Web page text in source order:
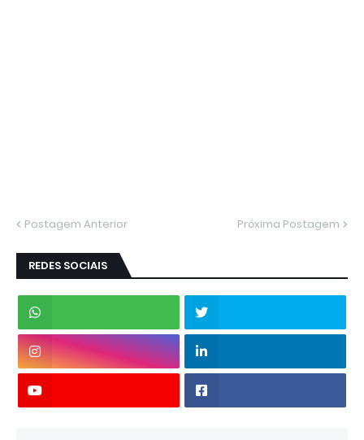
Postagem Anterior Próxima Postagem
REDES SOCIAIS